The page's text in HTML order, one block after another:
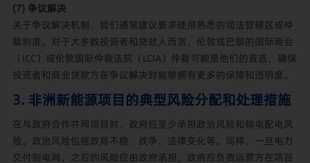
(7) 争议解决
关于争议解决机制，我们通常建议要求使用熟悉的司法管辖区或仲
裁制度。对于大多数投资者和贷款人而言，伦敦或巴黎的国际商会
（ICC）或伦敦国际仲裁法院（LCIA）仲裁可能是他们的首选，确保
投资者和商业贷款方在争议解决时能够拥有更多的保障和透明度。
3. 非洲新能源项目的典型风险分配和处理措施
在与政府合作并网项目时，政府应至少承担政治风险和输电配电风
险。政治风险包括政局不稳、战争、法律变化等。同样，一旦电力
交付到电网，之后的风险应由政府承担。政府应负责运营方在项目